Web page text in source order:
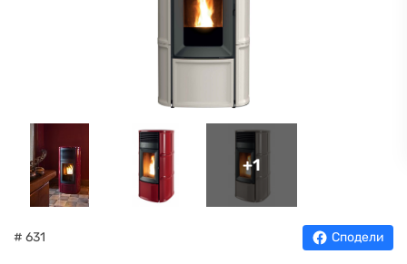
КАМИНИ
НА
ДЪРВА
KАМИНИ
НА
ПЕЛЕТИ
КОТЛИ
ГАЗ
+1
# 631 Сподели